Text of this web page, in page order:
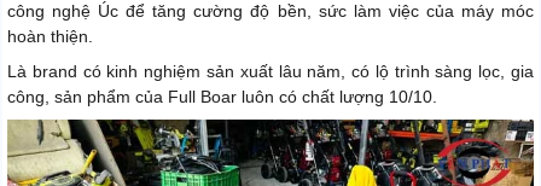
công nghệ Úc để tăng cường độ bền, sức làm việc của máy móc
hoàn thiện.
Là brand có kinh nghiệm sản xuất lâu năm, có lộ trình sàng lọc, gia
công, sản phẩm của Full Boar luôn có chất lượng 10/10.